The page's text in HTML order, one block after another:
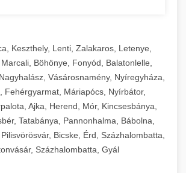
Keszthely, Lenti, Zalakaros, Letenye,
Böhönye, Fonyód, Balatonlelle,
Vásárosnamény, Nyíregyháza,
Fehérgyarmat, Máriapócs, Nyírbátor,
Ajka, Herend, Mór, Kincsesbánya,
Tatabánya, Pannonhalma, Bábolna,
Bicske, Érd, Százhalombatta,
Százhalombatta, Gyál